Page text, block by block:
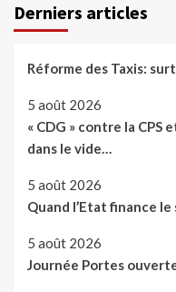
Derniers articles
Réforme des Taxis:
5 août 2026
« CDG » contre la
dans le vide…
5 août 2026
Quand l’Etat finance
5 août 2026
Journée Portes